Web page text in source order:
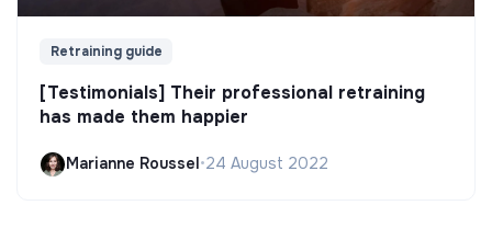
Retraining guide
[Testimonials] Their professional retraining
has made them happier
Marianne Roussel •24 August 2022